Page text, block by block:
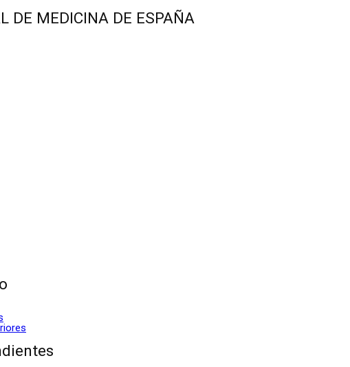
DE MEDICINA DE ESPAÑA